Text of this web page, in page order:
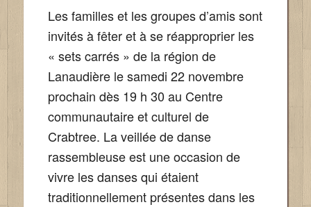
Les familles et les groupes d’amis sont
invités à fêter et à se réapproprier les
« sets carrés » de la région de
Lanaudière le samedi 22 novembre
prochain dès 19 h 30 au Centre
communautaire et culturel de
Crabtree. La veillée de danse
rassembleuse est une occasion de
vivre les danses qui étaient
traditionnellement présentes dans les